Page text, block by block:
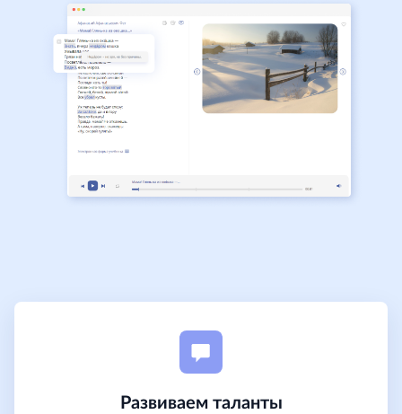
Развиваем таланты